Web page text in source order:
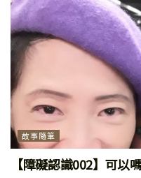
故事隨筆
【障礙認識002】可以